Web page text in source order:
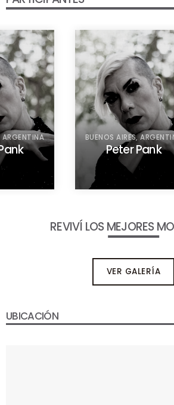
ARGENTINA BUENOS AIRES,
Peter Pank
REVIVÍ LOS MEJORES
VER GALERÍA
UBICACIÓN